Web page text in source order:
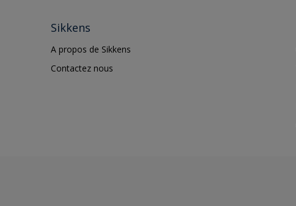
Sikkens
A propos de Sikkens
Contactez nous